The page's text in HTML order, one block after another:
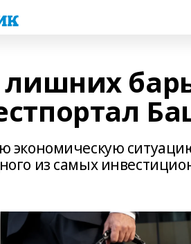
лишних
экономическую
из самых